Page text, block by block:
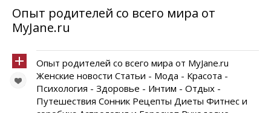
Опыт родителей со всего мира от
MyJane.ru
Опыт родителей со всего мира от MyJane.ru
Женские новости Статьи - Мода - Красота -
Психология - Здоровье - Интим - Отдых -
Путешествия Сонник Рецепты Диеты Фитнес и